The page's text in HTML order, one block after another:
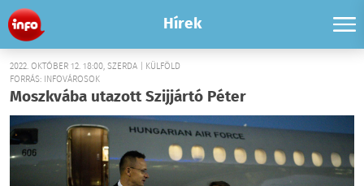
Hírek
2022. OKTÓBER 12. 18:00, SZERDA | KÜLFÖLD
FORRÁS: INFOVÁROSOK
Moszkvába utazott Szijjártó Péter